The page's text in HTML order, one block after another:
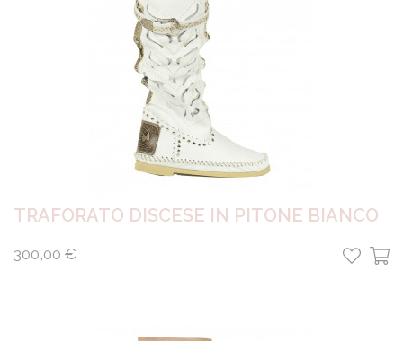
TRAFORATO DISCESE IN PITONE BIANCO
300,00 €